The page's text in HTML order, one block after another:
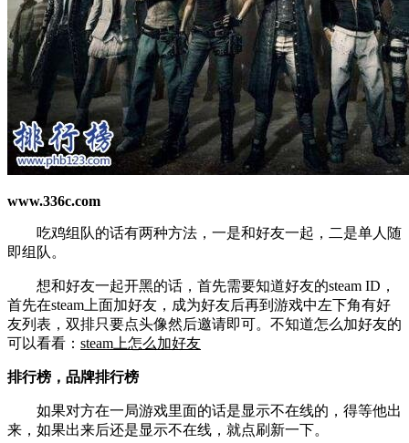
www.336c.com
吃鸡组队的话有两种方法，一是和好友一起，二是单人随
即组队。
想和好友一起开黑的话，首先需要知道好友的steam ID，
首先在steam上面加好友，成为好友后再到游戏中左下角有好
友列表，双排只要点头像然后邀请即可。不知道怎么加好友的
可以看看： steam上怎么加好友
排行榜，品牌排行榜
如果对方在一局游戏里面的话是显示不在线的，得等他出
来，如果出来后还是显示不在线，就点刷新一下。